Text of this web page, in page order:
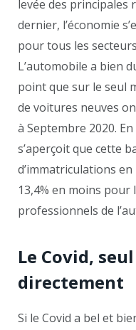
levée des principales
dernier, l’économie
pour tous les
L’automobile a bien
point que sur le seul
de voitures neuves
à Septembre 2020.
s’aperçoit que cette
d’immatriculations
13,4% en moins
professionnels de
Le Covid,
directement
Si le Covid a bel et